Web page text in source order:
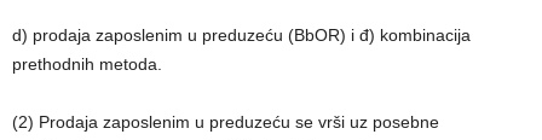
d) prodaja zaposlenim u preduzeću (BbOR) i đ) kombinacija
prethodnih metoda.
(2) Prodaja zaposlenim u preduzeću se vrši uz posebne